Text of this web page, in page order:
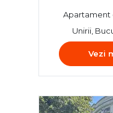
Apartament
Unirii,
Vezi